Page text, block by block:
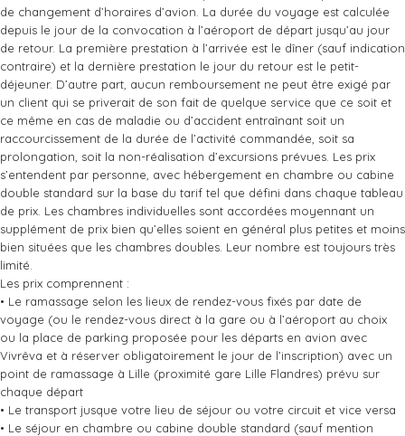
de changement d’horaires d’avion. La durée du voyage est calculée
depuis le jour de la convocation à l’aéroport de départ jusqu’au jour
de retour. La première prestation à l’arrivée est le dîner (sauf indication
contraire) et la dernière prestation le jour du retour est le petit-
déjeuner. D’autre part, aucun remboursement ne peut être exigé par
un client qui se priverait de son fait de quelque service que ce soit et
ce même en cas de maladie ou d’accident entraînant soit un
raccourcissement de la durée de l’activité commandée, soit sa
prolongation, soit la non-réalisation d’excursions prévues. Les prix
s’entendent par personne, avec hébergement en chambre ou cabine
double standard sur la base du tarif tel que défini dans chaque tableau
de prix. Les chambres individuelles sont accordées moyennant un
supplément de prix bien qu’elles soient en général plus petites et moins
bien situées que les chambres doubles. Leur nombre est toujours très
limité.
Les prix comprennent :
• Le ramassage selon les lieux de rendez-vous fixés par date de
voyage (ou le rendez-vous direct à la gare ou à l’aéroport au choix
ou la place de parking proposée pour les départs en avion avec
Vivrêva et à réserver obligatoirement le jour de l’inscription) avec un
point de ramassage à Lille (proximité gare Lille Flandres) prévu sur
chaque départ
• Le transport jusque votre lieu de séjour ou votre circuit et vice versa
• Le séjour en chambre ou cabine double standard (sauf mention